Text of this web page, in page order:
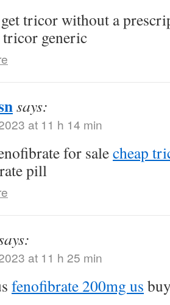
tricor without a
tricor generic
says:
at 11 h 14 min
for salecheap
pill
at 11 h 25 min
fenofibrate 200mg us